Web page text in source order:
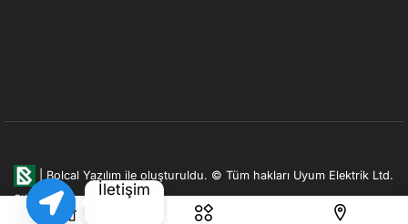
Bolcal Yazılım ile oluşturuldu. © Tüm hakları Uyum Elektrik Ltd.
Şti. firmasına aittir.
İletişim